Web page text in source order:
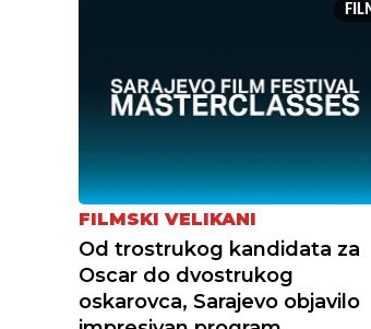
FILMSKI VELIKANI
Od trostrukog kandidata za
Oscar do dvostrukog
oskarovca, Sarajevo objavilo